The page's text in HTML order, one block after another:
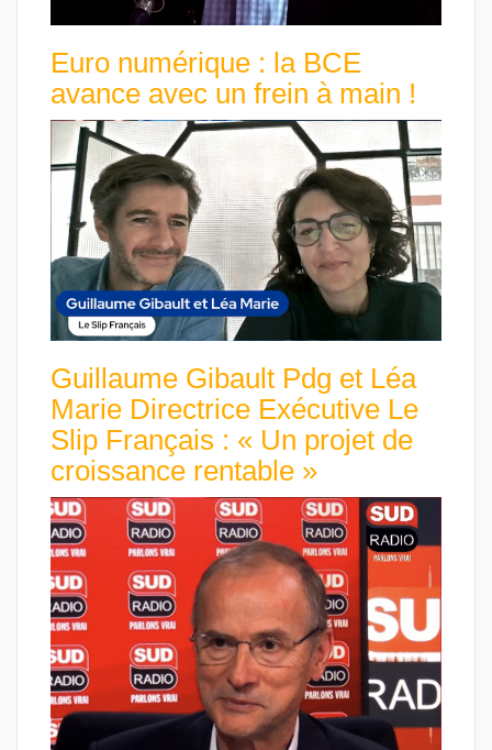
Euro numérique : la BCE
avance avec un frein à main !
Guillaume Gibault Pdg et Léa
Marie Directrice Exécutive Le
Slip Français : « Un projet de
croissance rentable »